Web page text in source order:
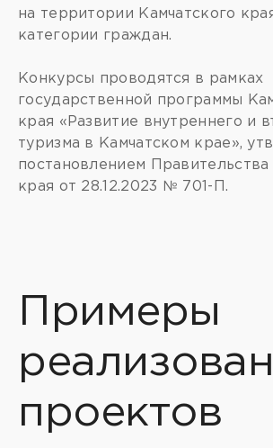
на территории Камчатского
категории граждан.
Конкурсы проводятся в рамках
государственной программы
края «Развитие внутреннего и
туризма в Камчатском крае»,
постановлением Правительства
края от 28.12.2023 № 701-П.
Примеры
проектов